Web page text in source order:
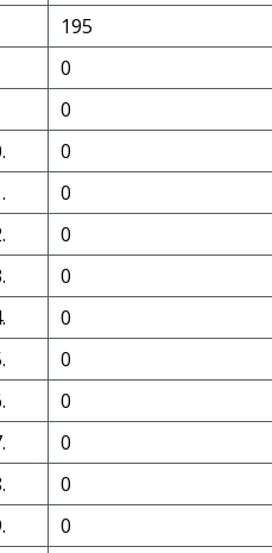
195
0
0
0
0
0
0
0
0
0
0
0
0